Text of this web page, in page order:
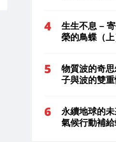
生生不息 –
榮的鳥蝶（上
物質波的奇
子與波的雙
永續地球的
氣候行動補